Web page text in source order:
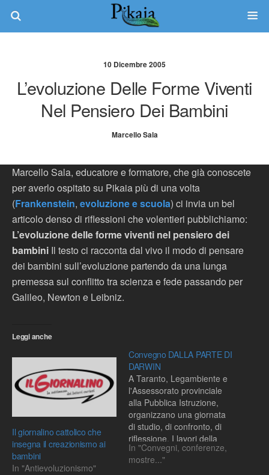
10 Dicembre 2005
L’evoluzione Delle Forme Viventi
Nel Pensiero Dei Bambini
Marcello Sala
Marcello Sala, educatore e formatore, che già conoscete
per averlo ospitato su Pikaia più di una volta
(Frankenstein, evoluzione e scuola) ci invia un bel
articolo denso di riflessioni che volentieri pubblichiamo:
L’evoluzione delle forme viventi nel pensiero dei
bambini Il testo ci racconta dal vivo il modo di pensare
dei bambini sull’evoluzione partendo da una lunga
premessa sul conflitto tra scienza e fede passando per
Galileo, Newton e Leibniz.
Leggi anche
Il giornalino cattolico che
insegna il creazionismo ai
bambini
In "Antievoluzionismo"
Convegno DALLA PARTE DI
DARWIN
A Taranto, Legambiente e
l'Assessorato provinciale
alla Pubblica Istruzione,
organizzano una giornata
di studio, di confronto, di
riflessione. I lavori della
giornata prevedono nel
pomeriggio un Convegno,
In "Convegni, conferenze,
mostre..."